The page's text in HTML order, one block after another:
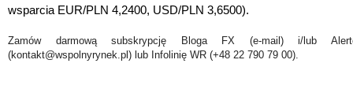
wsparcia EUR/PLN 4,2400, USD/PLN 3,6500).
Zamów darmową subskrypcję Bloga FX (e-mail) i/lub
(kontakt@wspolnyrynek.pl) lub Infolinię WR (+48 22 790 79 00).